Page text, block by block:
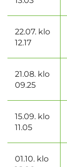
22.07. klo
12.17
21.08. klo
09.25
15.09. klo
11.05
01.10. klo